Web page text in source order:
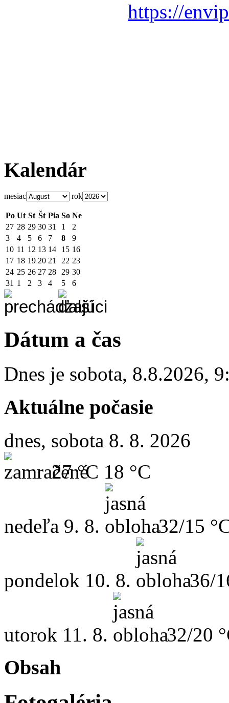
https://
Kalendár
mesiac rok
Po Ut St Št Pia So Ne
27 28 29 30 31 1
2
3
4 5 6 7 8
9
10 11 12 13 14 15 16
17 18 19 20 21 22 23
24 25 26 27 28 29 30
31 1 2 3 4 5 6
Dátum a čas
Dnes je sobota, 8.8.2026,
Aktuálne počasie
dnes, sobota 8. 8. 2026
27 °C 18 °C
nedeľa 9. 8. 32/15
pondelok 10. 8. 36/
utorok 11. 8. 32/20
Obsah